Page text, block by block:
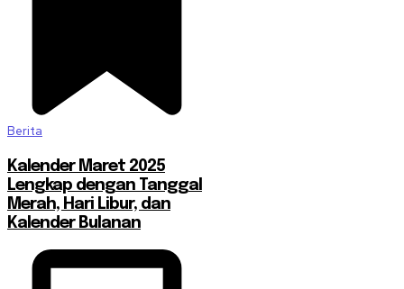
Berita
Kalender Maret 2025
Lengkap dengan Tanggal
Merah, Hari Libur, dan
Kalender Bulanan